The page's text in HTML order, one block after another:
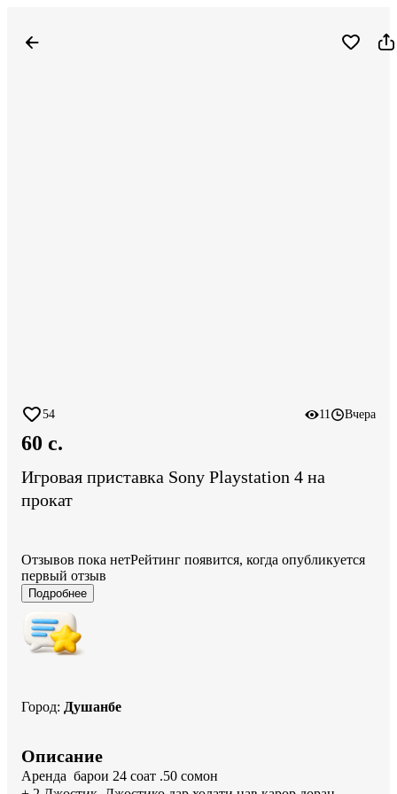
54 11 Вчера
60 c.
Игровая приставка Sony Playstation 4 на
прокат
Отзывов пока нетРейтинг появится, когда опубликуется
первый отзыв
Подробнее
Город: Душанбе
Описание
Аренда  барои 24 соат .50 сомон